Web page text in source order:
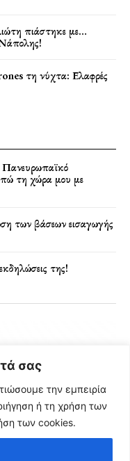
σας
την εμπειρία
ή τη χρήση των
των cookies.
πιάστηκε με…
τη νύχτα: Ελαφρές
Πανευρωπαϊκό
τη χώρα μου με
των βάσεων εισαγωγής
της!
Απορρήτου